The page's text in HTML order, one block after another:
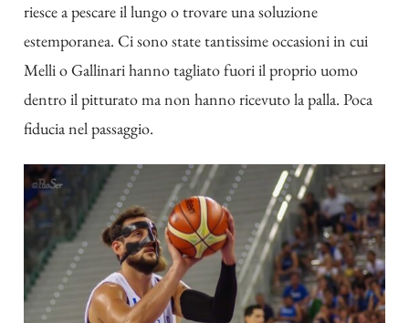
riesce a pescare il lungo o trovare una soluzione
estemporanea. Ci sono state tantissime occasioni in cui
Melli o Gallinari hanno tagliato fuori il proprio uomo
dentro il pitturato ma non hanno ricevuto la palla. Poca
fiducia nel passaggio.